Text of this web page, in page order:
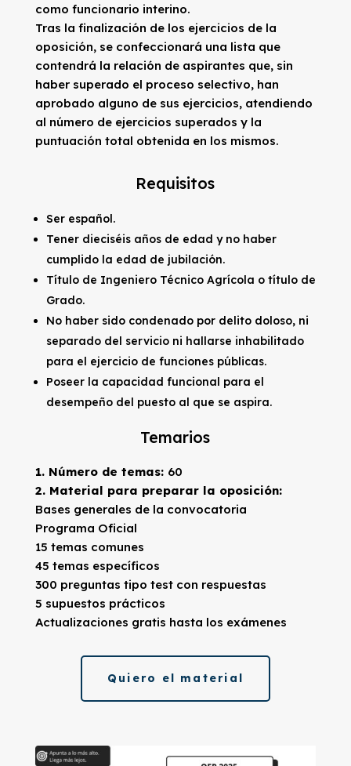
como funcionario interino.
Tras la finalización de los ejercicios de la
oposición, se confeccionará una lista que
contendrá la relación de aspirantes que, sin
haber superado el proceso selectivo, han
aprobado alguno de sus ejercicios, atendiendo
al número de ejercicios superados y la
puntuación total obtenida en los mismos.
Requisitos
Ser español.
Tener dieciséis años de edad y no haber
cumplido la edad de jubilación.
Título de Ingeniero Técnico Agrícola o título de
Grado.
No haber sido condenado por delito doloso, ni
separado del servicio ni hallarse inhabilitado
para el ejercicio de funciones públicas.
Poseer la capacidad funcional para el
desempeño del puesto al que se aspira.
Temarios
1. Número de temas: 60
2. Material para preparar la oposición:
Bases generales de la convocatoria
Programa Oficial
15 temas comunes
45 temas específicos
300 preguntas tipo test con respuestas
5 supuestos prácticos
Actualizaciones gratis hasta los exámenes
Quiero el material